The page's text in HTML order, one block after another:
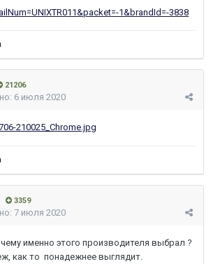
1&brandId=-3838
21206
6 июля 2020
3359
7 июля 2020
именно этого производителя выбрал ?
как то понадежнее выглядит.